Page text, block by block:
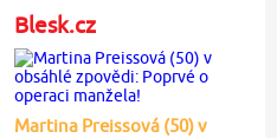
Blesk.cz
Martina Preissová (50) v